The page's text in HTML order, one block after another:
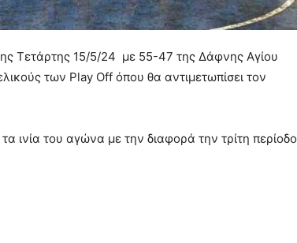
Τετάρτης 15/5/24 με 55-47 της Δάφνης Αγίου
των Play Off όπου θα αντιμετωπίσει τον
ινία του αγώνα με την διαφορά την τρίτη περίοδο